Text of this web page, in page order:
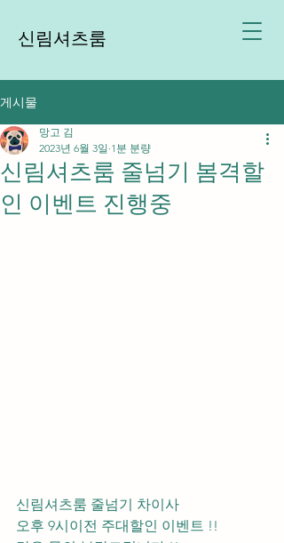
신림셔츠룸
게시물
신림셔츠룸 줄넘기 봄격할
인 이벤트 진행중
망고 김
2023년 6월 3일 1분 분량
신림셔츠룸 줄넘기 차이사
오후 9시이전 주대할인 이벤트 !!